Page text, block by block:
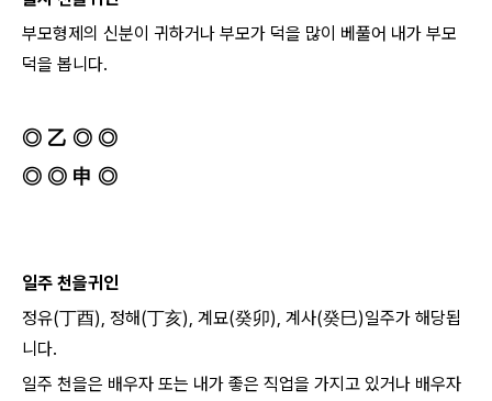
부모형제의 신분이 귀하거나 부모가 덕을 많이 베풀어 내가 부모
덕을 봅니다.
◎ 乙 ◎ ◎
◎ ◎ 申 ◎
일주 천을귀인
정유(丁酉), 정해(丁亥), 계묘(癸卯), 계사(癸巳)일주가 해당됩
니다.
일주 천을은 배우자 또는 내가 좋은 직업을 가지고 있거나 배우자